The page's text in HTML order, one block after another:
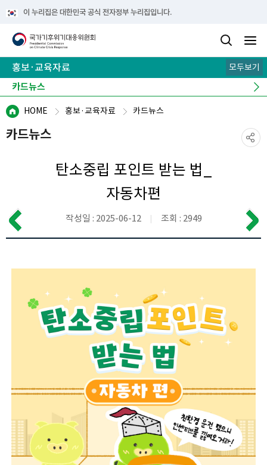
이 누리집은 대한민국 공식 전자정부 누리집입니다.
홍보·교육자료
카드뉴스
기후 이해 노트
e-book
뉴스레터
캠페인
모두보기
HOME 홍보·교육자료 카드뉴스
카드뉴스
탄소중립 포인트 받는 법_
자동차편
작성일 : 2025-06-12 조회 : 2949